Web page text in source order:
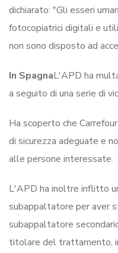
dichiarato: "Gli esseri
fotocopiatrici digitali e
non sono disposto ad
In SpagnaL'APD ha
a seguito di una serie di
Ha scoperto che
di sicurezza adeguate e
alle persone interessate.
L'APD ha inoltre inflitto
subappaltatore per aver
subappaltatore
titolare del trattamento,